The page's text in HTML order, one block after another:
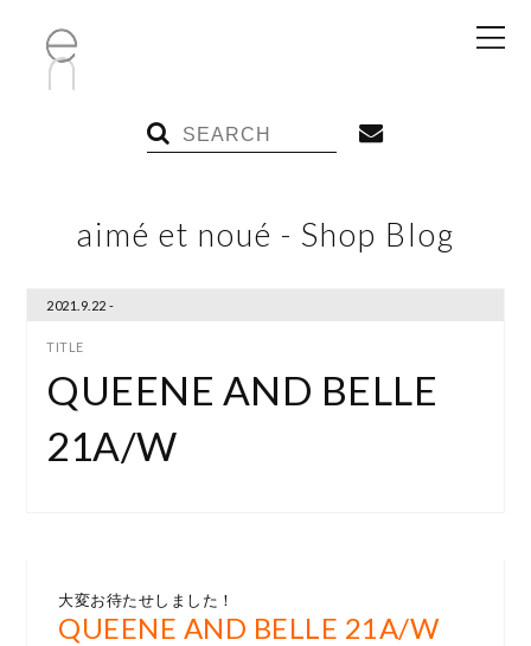
aimé et noué - Shop Blog
2021.9.22 -
QUEENE AND BELLE
21A/W
大変お待たせしました！
QUEENE AND BELLE 21A/W